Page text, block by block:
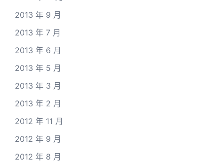
2013 年 9 月
2013 年 7 月
2013 年 6 月
2013 年 5 月
2013 年 3 月
2013 年 2 月
2012 年 11 月
2012 年 9 月
2012 年 8 月